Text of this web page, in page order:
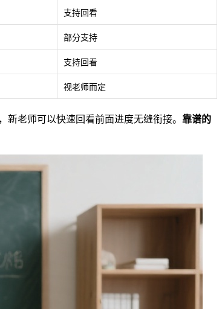
支持回看
部分支持
支持回看
视老师而定
老师可以快速回看前面进度无缝衔接。 靠谱的